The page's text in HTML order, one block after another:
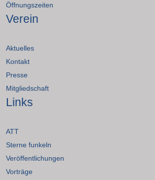
Öffnungszeiten
Verein
Aktuelles
Kontakt
Presse
Mitgliedschaft
Links
ATT
Sterne funkeln
Veröffentlichungen
Vorträge